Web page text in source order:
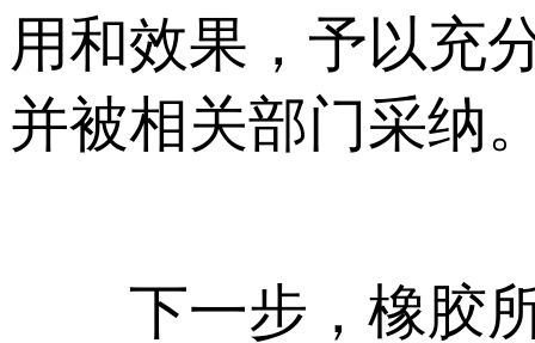
用和效果，予以充
并被相关部门采纳
下一步，橡胶所